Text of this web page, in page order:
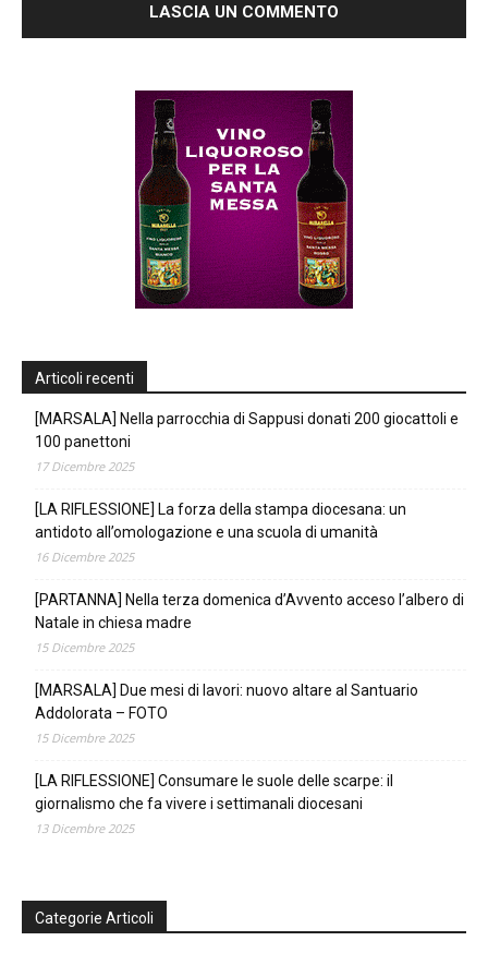
Articoli recenti
[MARSALA] Nella parrocchia di Sappusi donati 200 giocattoli e
100 panettoni
17 Dicembre 2025
[LA RIFLESSIONE] La forza della stampa diocesana: un
antidoto all’omologazione e una scuola di umanità
16 Dicembre 2025
[PARTANNA] Nella terza domenica d’Avvento acceso l’albero di
Natale in chiesa madre
15 Dicembre 2025
[MARSALA] Due mesi di lavori: nuovo altare al Santuario
Addolorata – FOTO
15 Dicembre 2025
[LA RIFLESSIONE] Consumare le suole delle scarpe: il
giornalismo che fa vivere i settimanali diocesani
13 Dicembre 2025
Categorie Articoli